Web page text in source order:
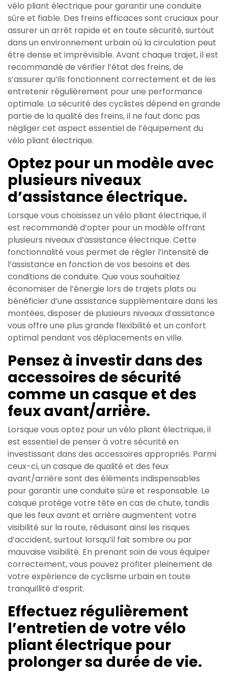
vélo pliant électrique pour garantir une conduite
sûre et fiable. Des freins efficaces sont cruciaux pour
assurer un arrêt rapide et en toute sécurité, surtout
dans un environnement urbain où la circulation peut
être dense et imprévisible. Avant chaque trajet, il est
recommandé de vérifier l’état des freins, de
s’assurer qu’ils fonctionnent correctement et de les
entretenir régulièrement pour une performance
optimale. La sécurité des cyclistes dépend en grande
partie de la qualité des freins, il ne faut donc pas
négliger cet aspect essentiel de l’équipement du
vélo pliant électrique.
Optez pour un modèle avec
plusieurs niveaux
d’assistance électrique.
Lorsque vous choisissez un vélo pliant électrique, il
est recommandé d’opter pour un modèle offrant
plusieurs niveaux d’assistance électrique. Cette
fonctionnalité vous permet de régler l’intensité de
l’assistance en fonction de vos besoins et des
conditions de conduite. Que vous souhaitiez
économiser de l’énergie lors de trajets plats ou
bénéficier d’une assistance supplémentaire dans les
montées, disposer de plusieurs niveaux d’assistance
vous offre une plus grande flexibilité et un confort
optimal pendant vos déplacements en ville.
Pensez à investir dans des
accessoires de sécurité
comme un casque et des
feux avant/arrière.
Lorsque vous optez pour un vélo pliant électrique, il
est essentiel de penser à votre sécurité en
investissant dans des accessoires appropriés. Parmi
ceux-ci, un casque de qualité et des feux
avant/arrière sont des éléments indispensables
pour garantir une conduite sûre et responsable. Le
casque protège votre tête en cas de chute, tandis
que les feux avant et arrière augmentent votre
visibilité sur la route, réduisant ainsi les risques
d’accident, surtout lorsqu’il fait sombre ou par
mauvaise visibilité. En prenant soin de vous équiper
correctement, vous pouvez profiter pleinement de
votre expérience de cyclisme urbain en toute
tranquillité d’esprit.
Effectuez régulièrement
l’entretien de votre vélo
pliant électrique pour
prolonger sa durée de vie.